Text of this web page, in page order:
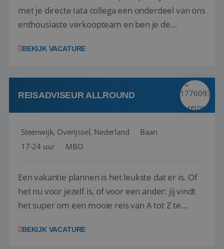
met je directe Iata collega een onderdeel van ons
enthousiaste verkoopteam en ben je de
en tarieven waar je collega’s niet uitkomen.
kwaliteitsbewaking van alles wat met IATA te m...
BEKIJK VACATURE
REISADVISEUR ALLROUND
Steenwijk, Overijssel, Nederland
Baan
17-24 uur
MBO
Een vakantie plannen is het leukste dat er is. Of
het nu voor jezelf is, of voor een ander: jij vindt
het super om een mooie reis van A tot Z te
vakantiegangers de meest prachtige plekjes op
BEKIJK VACATURE